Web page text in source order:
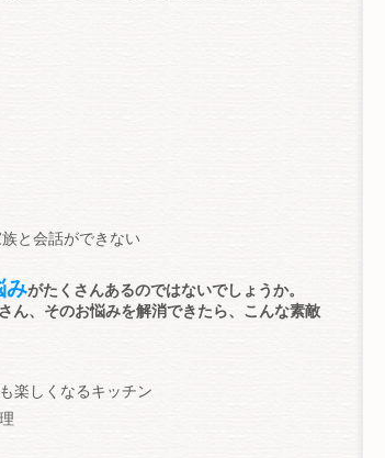
と会話ができない
みがたくさんあるのではないでしょうか。
ん、そのお悩みを解消できたら、こんな素敵
楽しくなるキッチン